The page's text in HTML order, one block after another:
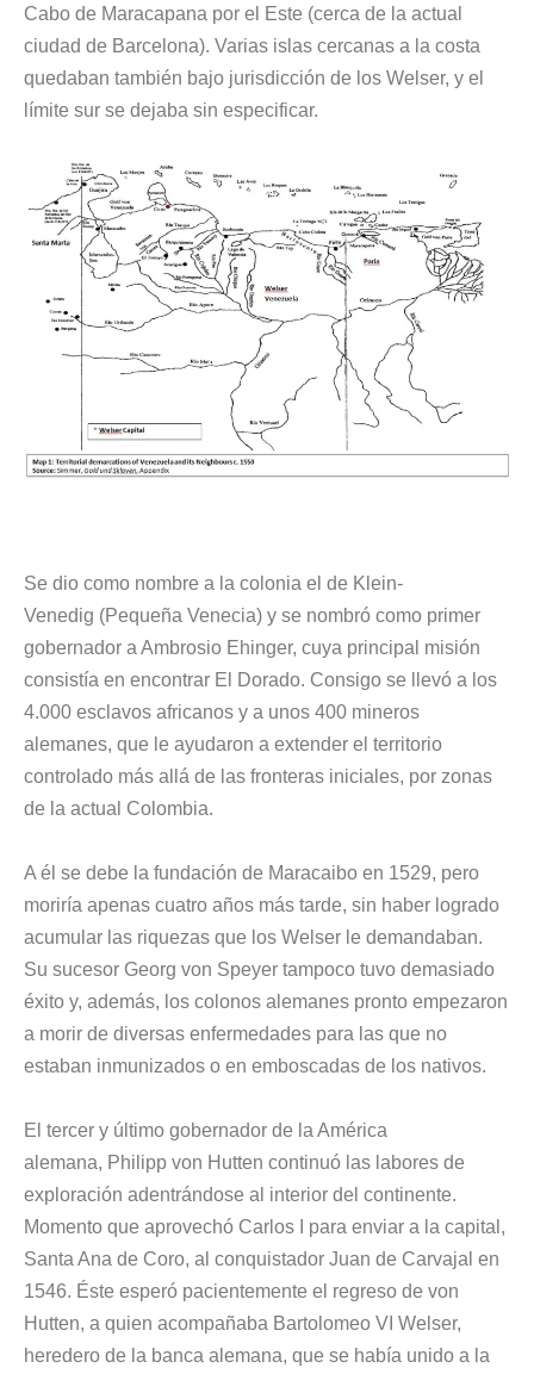
Cabo de Maracapana por el Este (cerca de la actual
ciudad de Barcelona). Varias islas cercanas a la costa
quedaban también bajo jurisdicción de los Welser, y el
límite sur se dejaba sin especificar.
Se dio como nombre a la colonia el de Klein-
Venedig (Pequeña Venecia) y se nombró como primer
gobernador a Ambrosio Ehinger, cuya principal misión
consistía en encontrar El Dorado. Consigo se llevó a los
4.000 esclavos africanos y a unos 400 mineros
alemanes, que le ayudaron a extender el territorio
controlado más allá de las fronteras iniciales, por zonas
de la actual Colombia.
A él se debe la fundación de Maracaibo en 1529, pero
moriría apenas cuatro años más tarde, sin haber logrado
acumular las riquezas que los Welser le demandaban.
Su sucesor Georg von Speyer tampoco tuvo demasiado
éxito y, además, los colonos alemanes pronto empezaron
a morir de diversas enfermedades para las que no
estaban inmunizados o en emboscadas de los nativos.
El tercer y último gobernador de la América
alemana, Philipp von Hutten continuó las labores de
exploración adentrándose al interior del continente.
Momento que aprovechó Carlos I para enviar a la capital,
Santa Ana de Coro, al conquistador Juan de Carvajal en
1546. Éste esperó pacientemente el regreso de von
Hutten, a quien acompañaba Bartolomeo VI Welser,
heredero de la banca alemana, que se había unido a la